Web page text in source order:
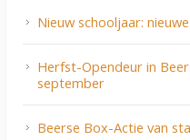
Nieuw schooljaar:
Herfst-Opendeur in
september
Beerse Box-Actie van